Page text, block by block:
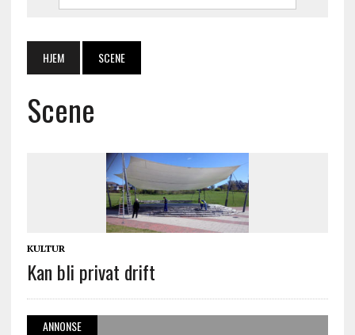
HJEM SCENE
Scene
KULTUR
Kan bli privat drift
ANNONSE